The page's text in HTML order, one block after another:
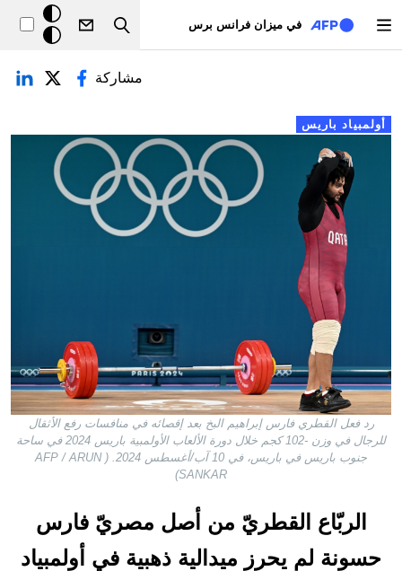
في ميزان فرانس برس
Search
خلفيّة
داكنة
التبويبات الأساسية
أولمبياد باريس
مشاركة
رد فعل القطري فارس إبراهيم البخ بعد إقصائه في منافسات رفع الأثقال
للرجال في وزن -102 كجم خلال دورة الألعاب الأولمبية باريس 2024 في ساحة
جنوب باريس في باريس، في 10 آب/أغسطس 2024. ( AFP / ARUN
SANKAR)
الربّاع القطريّ من أصل مصريّ فارس
حسونة لم يحرز ميدالية ذهبية في أولمبياد